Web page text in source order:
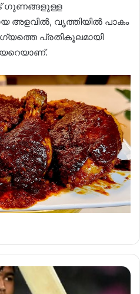
ഗുണങ്ങളുള്ള
അളവിൽ, വൃത്തിയിൽ പാകം
പ്രതികൂലമായി